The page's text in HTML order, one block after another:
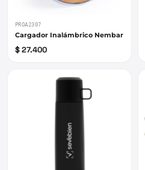
PROA2307
Cargador Inalámbrico Nembar
$ 27.400